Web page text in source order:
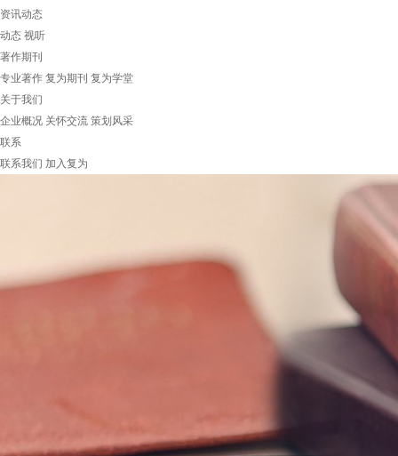
资讯动态
动态 视听
著作期刊
专业著作 复为期刊 复为学堂
关于我们
企业概况 关怀交流 策划风采
联系
联系我们 加入复为